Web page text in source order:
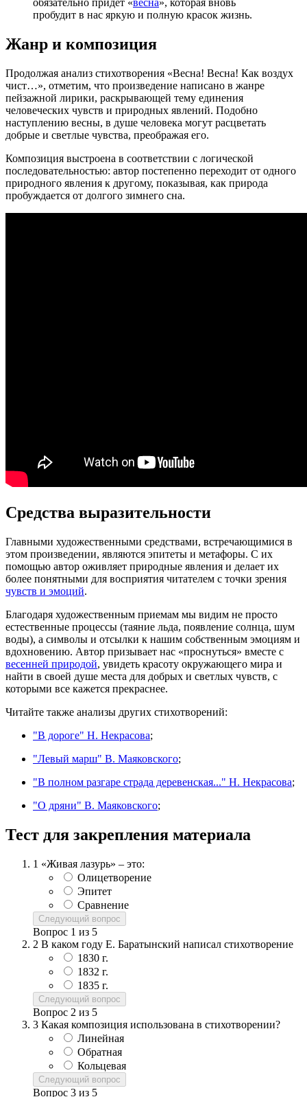
обязательно придет «весна», которая вновь
пробудит в нас яркую и полную красок жизнь.
Жанр и композиция
Продолжая анализ стихотворения «Весна! Весна! Как воздух
чист…», отметим, что произведение написано в жанре
пейзажной лирики, раскрывающей тему единения
человеческих чувств и природных явлений. Подобно
наступлению весны, в душе человека могут расцветать
добрые и светлые чувства, преображая его.
Композиция выстроена в соответствии с логической
последовательностью: автор постепенно переходит от одного
природного явления к другому, показывая, как природа
пробуждается от долгого зимнего сна.
Средства выразительности
Главными художественными средствами, встречающимися в
этом произведении, являются эпитеты и метафоры. С их
помощью автор оживляет природные явления и делает их
более понятными для восприятия читателем с точки зрения
чувств и эмоций.
Благодаря художественным приемам мы видим не просто
естественные процессы (таяние льда, появление солнца, шум
воды), а символы и отсылки к нашим собственным эмоциям и
вдохновению. Автор призывает нас «проснуться» вместе с
весенней природой, увидеть красоту окружающего мира и
найти в своей душе места для добрых и светлых чувств, с
которыми все кажется прекраснее.
Читайте также анализы других стихотворений:
"В дороге" Н. Некрасова;
"Левый марш" В. Маяковского;
"В полном разгаре страда деревенская..." Н. Некрасова;
"О дряни" В. Маяковского;
Тест для закрепления материала
1 «Живая лазурь» – это:
Олицетворение
Эпитет
Сравнение
Следующий вопрос
Вопрос 1 из 5
2 В каком году Е. Баратынский написал стихотворение
1830 г.
1832 г.
1835 г.
Следующий вопрос
Вопрос 2 из 5
3 Какая композиция использована в стихотворении?
Линейная
Обратная
Кольцевая
Следующий вопрос
Вопрос 3 из 5